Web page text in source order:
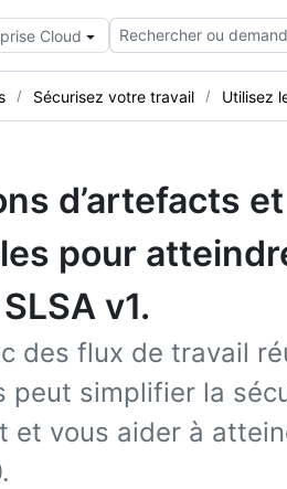
Cloud Rechercher ou
Sécurisez votre travail Utilisez
d’artefacts
pour
v1.
des flux de travail
peut simplifier la
et vous aider à